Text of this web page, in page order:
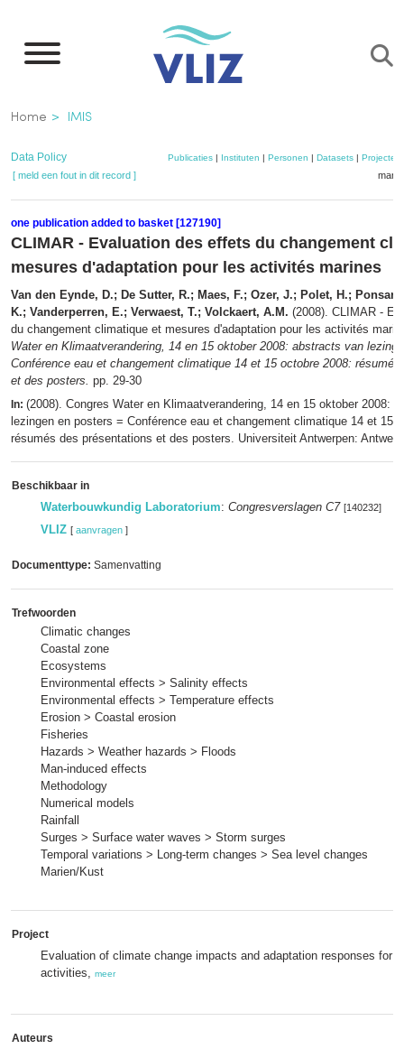
naar
inhoud
gaan
Kruimelpad
Home IMIS
Data Policy Publicaties| Instituten | Personen | Datasets| Projecten
[ meld een fout in dit record ]
one publication added to basket [127190]
CLIMAR - Evaluation des effets du changement
mesures d'adaptation pour les activités marines
Van den Eynde, D.; De Sutter, R.; Maes, F.; Ozer, J.; Polet, H.; Ponsar,
K.; Vanderperren, E.; Verwaest, T.; Volckaert, A.M. (2008). CLIMAR -
du changement climatique et mesures d'adaptation pour les activités
Water en Klimaatverandering, 14 en 15 oktober 2008: abstracts van
Conférence eau et changement climatique 14 et 15 octobre 2008:
et des posters. pp. 29-30
In: (2008). Congres Water en Klimaatverandering, 14 en 15 oktober 2008:
lezingen en posters = Conférence eau et changement climatique 14 et 15
résumés des présentations et des posters. Universiteit Antwerpen:
Beschikbaar in
Waterbouwkundig Laboratorium: Congresverslagen C7 [140232]
VLIZ [ aanvragen ]
Documenttype: Samenvatting
Trefwoorden
Climatic changes
Coastal zone
Ecosystems
Environmental effects > Salinity effects
Environmental effects > Temperature effects
Erosion > Coastal erosion
Fisheries
Hazards > Weather hazards > Floods
Man-induced effects
Methodology
Numerical models
Rainfall
Surges > Surface water waves > Storm surges
Temporal variations > Long-term changes > Sea level changes
Marien/Kust
Project
Evaluation of climate change impacts and adaptation responses for
activities, meer
Auteurs